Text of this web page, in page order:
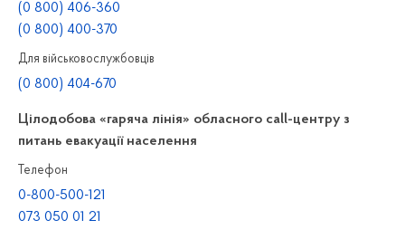
(0 800) 406-360
(0 800) 400-370
Для військовослужбовців
(0 800) 404-670
Цілодобова «гаряча лінія» обласного call-центру з
питань евакуації населення
Телефон
0-800-500-121
073 050 01 21